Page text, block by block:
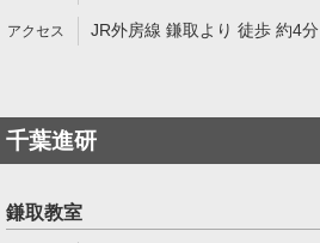
JR外房線 鎌取より 徒歩 約4分
千葉進研
鎌取教室